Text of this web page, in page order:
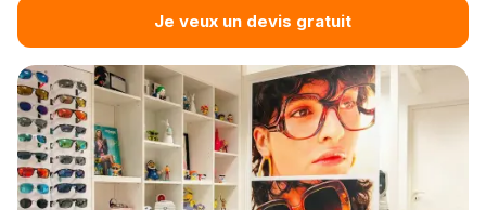
Je veux un devis gratuit